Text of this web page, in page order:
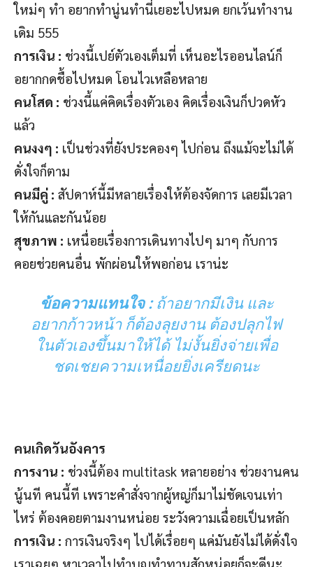
ใหม่ๆ ทำ อยากทำนู่นทำนี่เยอะไปหมด ยกเว้นทำงาน
เดิม 555
การเงิน : ช่วงนี้เปย์ตัวเองเต็มที่ เห็นอะไรออนไลน์ก็
อยากกดชื้อไปหมด โอนไวเหลือหลาย
คนโสด : ช่วงนี้แค่คิดเรื่องตัวเอง คิดเรื่องเงินก็ปวดหัว
แล้ว
คนงงๆ : เป็นช่วงที่ยังประคองๆ ไปก่อน ถึงแม้จะไม่ได้
ดั่งใจก็ตาม
คนมีคู่ : สัปดาห์นี้มีหลายเรื่องให้ต้องจัดการ เลยมีเวลา
ให้กันและกันน้อย
สุขภาพ : เหนื่อยเรื่องการเดินทางไปๆ มาๆ กับการ
คอยช่วยคนอื่น พักผ่อนให้พอก่อน เราน่ะ
ข้อความแทนใจ :ถ้าอยากมีเงิน และ
อยากก้าวหน้า ก็ต้องลุยงาน ต้องปลุกไฟ
ในตัวเองขึ้นมาให้ได้ ไม่งั้นยิ่งจ่ายเพื่อ
ชดเชยความเหนื่อยยิ่งเครียดนะ
คนเกิดวันอังคาร
การงาน : ช่วงนี้ต้อง multitask หลายอย่าง ช่วยงานคน
นู้นที คนนี้ที เพราะคำสั่งจากผู้หญ่ก็มาไม่ชัดเจนเท่า
ไหร่ ต้องคอยตามงานหน่อย ระวังความเฉื่อยเป็นหลัก
การเงิน : การเงินจริงๆ ไปได้เรื่อยๆ แค่มันยังไม่ได้ดั่งใจ
เราเฉยๆ หาเวลาไปทำบุญทำทานสักหน่อยก็จะดีนะ